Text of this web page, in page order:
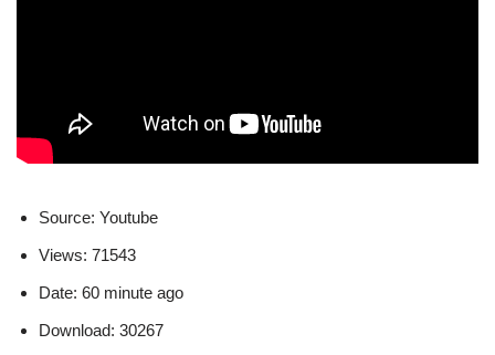
Source: Youtube
Views: 71543
Date: 60 minute ago
Download: 30267